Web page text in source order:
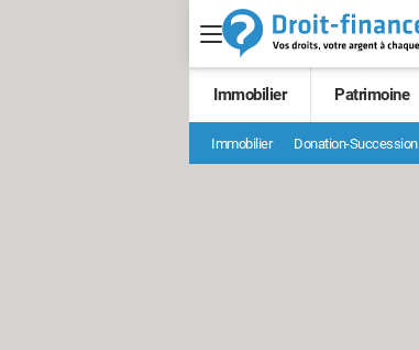
Immobilier Patrimoine
Immobilier Donation-Succession